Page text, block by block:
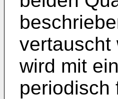
vertauscht
wird mit
periodisch